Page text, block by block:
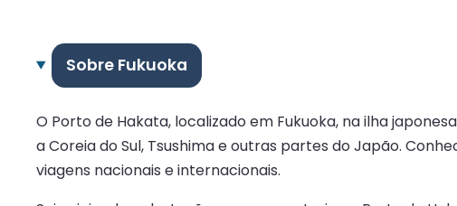
Sobre Fukuoka
O Porto de Hakata, localizado em Fukuoka, na ilha
a Coreia do Sul, Tsushima e outras partes do Japão.
viagens nacionais e internacionais.